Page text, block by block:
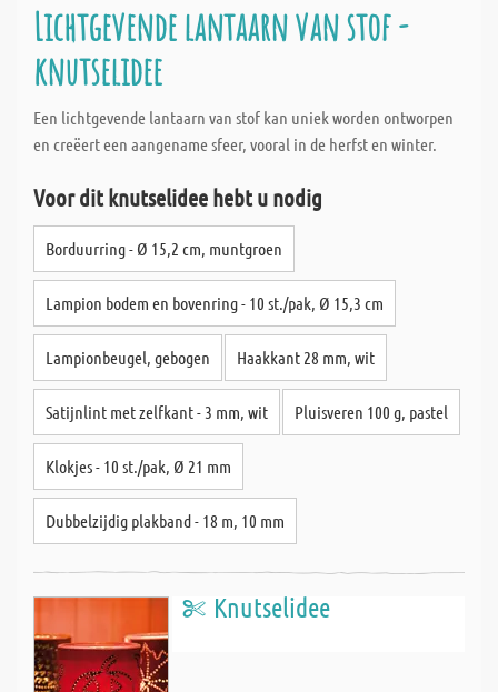
Lichtgevende lantaarn van stof -
knutselidee
Een lichtgevende lantaarn van stof kan uniek worden ontworpen
en creëert een aangename sfeer, vooral in de herfst en winter.
Voor dit knutselidee hebt u nodig
Borduurring - Ø 15,2 cm, muntgroen
Lampion bodem en bovenring - 10 st./pak, Ø 15,3 cm
Lampionbeugel, gebogen Haakkant 28 mm, wit
Satijnlint met zelfkant - 3 mm, wit Pluisveren 100 g, pastel
Klokjes - 10 st./pak, Ø 21 mm
Dubbelzijdig plakband - 18 m, 10 mm
Knutselidee